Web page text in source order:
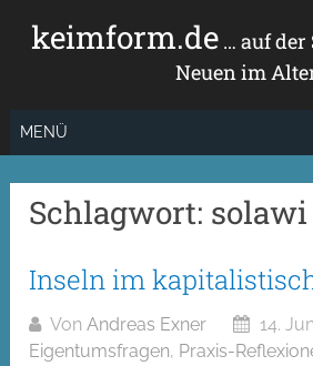
Inhaltkeimform.de… auf der
Neuen im
MENÜ
Schlagwort: solawi
Inseln im
VonAndreas Exner
14.
Eigentumsfragen, Praxis-